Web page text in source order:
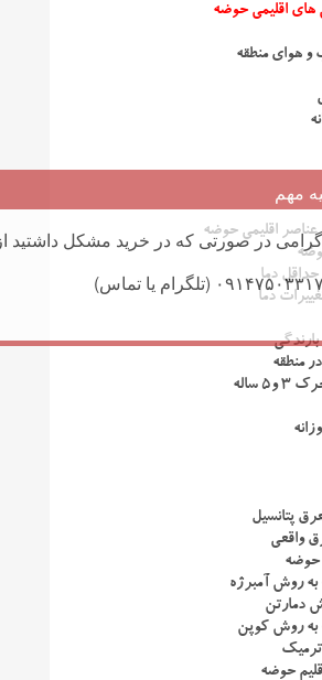
اقلیمی حوضه
و هوای منطقه
اقلیمی حوضه
حداقل دما
دما
منطقه
ساله
پتانسیل
واقعی
حوضه
به روش آمبرژه
دمارتن
به روش کوپن
حوضه
مهم
در صورتی که در خرید مشکل داشتید